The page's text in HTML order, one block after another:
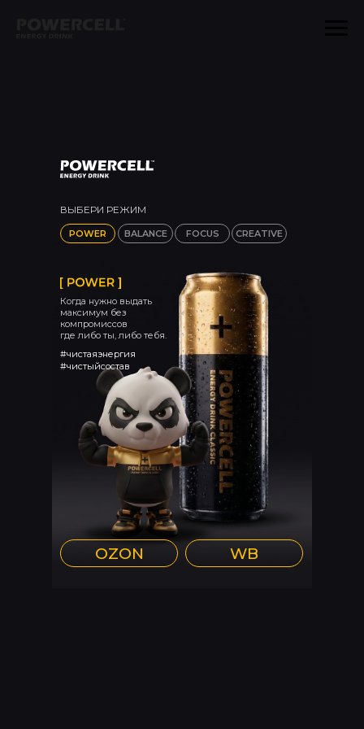
CREATIVE
FOCUS
BALANCE
WB
OZON
POWER
#чистыйсостав
#чистаяэнергия
Когда нужно выдать
максимум без
компромиссов
где либо ты, либо тебя.
ВЫБЕРИ РЕЖИМ